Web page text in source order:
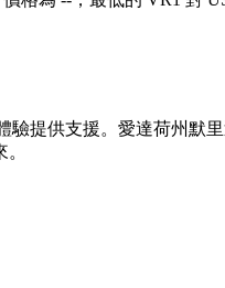
提供支援。愛達荷州默